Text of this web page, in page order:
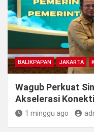
BALIKPAPAN JAKARTA
Wagub Perkuat
Akselerasi
1 minggu ago